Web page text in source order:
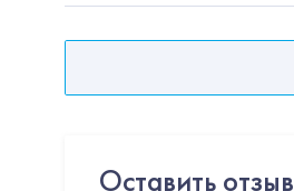
Оставить отзыв